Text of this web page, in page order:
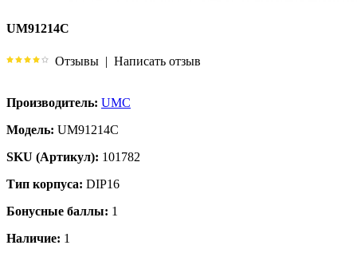
UM91214C
Отзывы | Написать отзыв
Производитель: UMC
Модель: UM91214C
SKU (Артикул): 101782
Тип корпуса: DIP16
Бонусные баллы: 1
Наличие: 1